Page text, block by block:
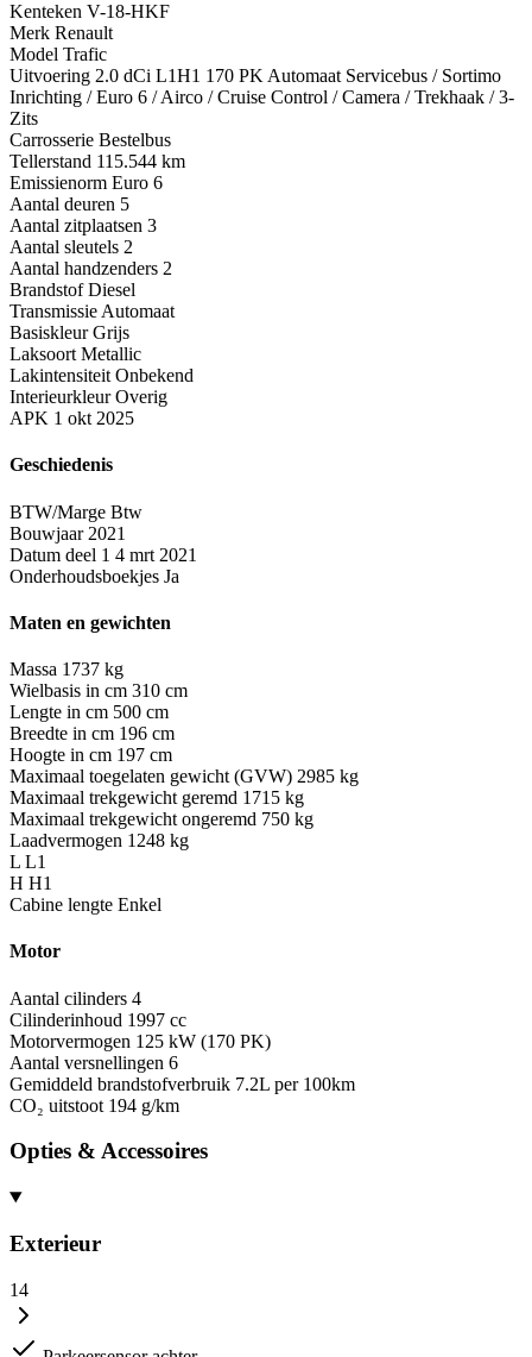
Kenteken V-18-HKF
Merk Renault
Model Trafic
Uitvoering 2.0 dCi L1H1 170 PK Automaat Servicebus / Sortimo
Inrichting / Euro 6 / Airco / Cruise Control / Camera / Trekhaak / 3-
Zits
Carrosserie Bestelbus
Tellerstand 115.544 km
Emissienorm Euro 6
Aantal deuren 5
Aantal zitplaatsen 3
Aantal sleutels 2
Aantal handzenders 2
Brandstof Diesel
Transmissie Automaat
Basiskleur Grijs
Laksoort Metallic
Lakintensiteit Onbekend
Interieurkleur Overig
APK 1 okt 2025
Geschiedenis
BTW/Marge Btw
Bouwjaar 2021
Datum deel 1 4 mrt 2021
Onderhoudsboekjes Ja
Maten en gewichten
Massa 1737 kg
Wielbasis in cm 310 cm
Lengte in cm 500 cm
Breedte in cm 196 cm
Hoogte in cm 197 cm
Maximaal toegelaten gewicht (GVW) 2985 kg
Maximaal trekgewicht geremd 1715 kg
Maximaal trekgewicht ongeremd 750 kg
Laadvermogen 1248 kg
L L1
H H1
Cabine lengte Enkel
Motor
Aantal cilinders 4
Cilinderinhoud 1997 cc
Motorvermogen 125 kW (170 PK)
Aantal versnellingen 6
Gemiddeld brandstofverbruik 7.2L per 100km
CO₂ uitstoot 194 g/km
Opties & Accessoires
Exterieur
14